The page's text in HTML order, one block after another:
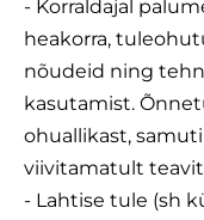
- Korraldajal
heakorra,
nõudeid ning
kasutamist.
ohuallikast,
viivitamatult
- Lahtise tule (sh